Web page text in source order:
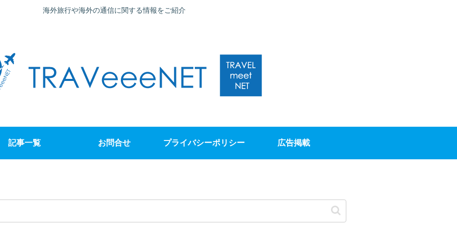
海外旅行や海外の通信に関する情報をご紹介
記事一覧 お問合せ プライバシーポリシー 広告掲載